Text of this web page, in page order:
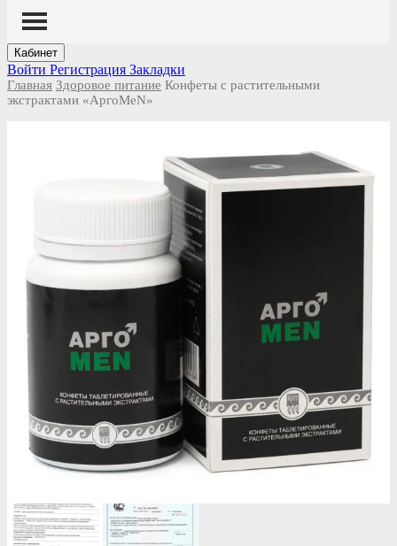
Кабинет
Войти Регистрация Закладки
Главная Здоровое питание Конфеты с растительными
экстрактами «АргоMeN»